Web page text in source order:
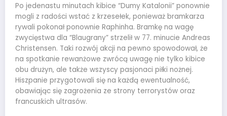
Po jedenastu minutach kibice “Dumy Katalonii” ponownie
mogli z radości wstać z krzesełek, ponieważ bramkarza
rywali pokonał ponownie Raphinha. Bramkę na wagę
zwycięstwa dla “Blaugrany” strzelił w 77. minucie Andreas
Christensen. Taki rozwój akcji na pewno spowodował, że
na spotkanie rewanżowe zwrócą uwagę nie tylko kibice
obu drużyn, ale także wszyscy pasjonaci piłki nożnej.
Hiszpanie przygotowali się na każdą ewentualność,
obawiając się zagrożenia ze strony terrorystów oraz
francuskich ultrasów.